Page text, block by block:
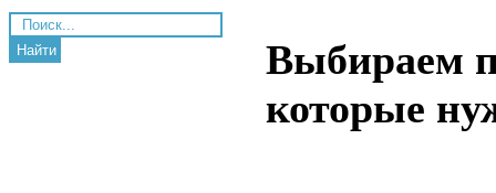
Найти
Выбираем
которые